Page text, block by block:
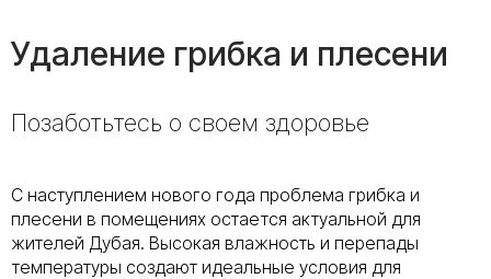
Удаление грибка и плесени
Позаботьтесь о своем здоровье
С наступлением нового года проблема грибка и
плесени в помещениях остается актуальной для
жителей Дубая. Высокая влажность и перепады
температуры создают идеальные условия для